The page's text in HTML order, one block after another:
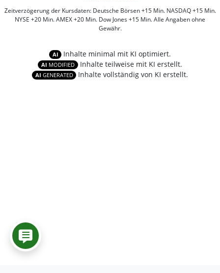
Zeitverzögerung der Kursdaten: Deutsche Börsen +15 Min. NASDAQ +15 Min.
NYSE +20 Min. AMEX +20 Min. Dow Jones +15 Min. Alle Angaben ohne
Gewähr.
AI Inhalte minimal mit KI optimiert.
AI MODIFIED Inhalte teilweise mit KI erstellt.
AI GENERATED Inhalte vollständig von KI erstellt.